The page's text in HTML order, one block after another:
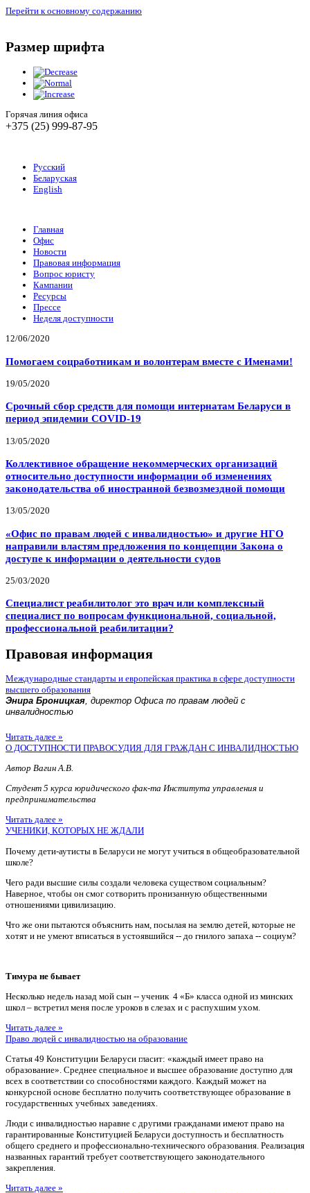
Перейти к основному содержанию
Размер шрифта
Горячая линия офиса
+375 (25) 999-87-95
Русский
Беларуская
English
Главная
Офис
Новости
Правовая информация
Вопрос юристу
Кампании
Ресурсы
Прессе
Неделя доступности
12/06/2020
Помогаем соцработникам и волонтерам вместе с Именами!
19/05/2020
Срочный сбор средств для помощи интернатам Беларуси в
период эпидемии COVID-19
13/05/2020
Коллективное обращение некоммерческих организаций
относительно доступности информации об изменениях
законодательства об иностранной безвозмездной помощи
13/05/2020
«Офис по правам людей с инвалидностью» и другие НГО
направили властям предложения по концепции Закона о
доступе к информации о деятельности судов
25/03/2020
Специалист реабилитолог это врач или комплексный
специалист по вопросам функциональной, социальной,
профессиональной реабилитации?
Правовая информация
Международные стандарты и европейская практика в сфере доступности
высшего образования
Энира Броницкая, директор Офиса по правам людей с
инвалидностью
Читать далее »
О ДОСТУПНОСТИ ПРАВОСУДИЯ ДЛЯ ГРАЖДАН С ИНВАЛИДНОСТЬЮ
Автор Вагин А.В.
Студент 5 курса юридического фак-та Института управления и
предпринимательства
Читать далее »
УЧЕНИКИ, КОТОРЫХ НЕ ЖДАЛИ
Почему дети-аутисты в Беларуси не могут учиться в общеобразовательной
школе?
Чего ради высшие силы создали человека существом социальным?
Наверное, чтобы он смог сотворить пронизанную общественными
отношениями цивилизацию.
Что же они пытаются объяснить нам, посылая на землю детей, которые не
хотят и не умеют вписаться в устоявшийся -- до гнилого запаха -- социум?
Тимура не бывает
Несколько недель назад мой сын -- ученик 4 «Б» класса одной из минских
школ – встретил меня после уроков в слезах и с распухшим ухом.
Читать далее »
Право людей с инвалидностью на образование
Статья 49 Конституции Беларуси гласит: «каждый имеет право на
образование». Среднее специальное и высшее образование доступно для
всех в соответствии со способностями каждого. Каждый может на
конкурсной основе бесплатно получить соответствующее образование в
государственных учебных заведениях.
Люди с инвалидностью наравне с другими гражданами имеют право на
гарантированные Конституцией Беларуси доступность и бесплатность
общего среднего и профессионально-технического образования. Реализация
названных гарантий требует соответствующего законодательного
закрепления.
Читать далее »